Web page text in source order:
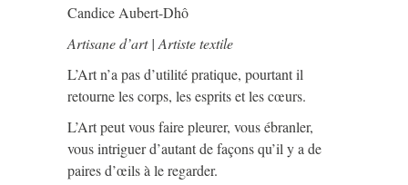
Candice Aubert-Dhô
Artisane d’art | Artiste textile
L’Art n’a pas d’utilité pratique, pourtant il
retourne les corps, les esprits et les cœurs.
L’Art peut vous faire pleurer, vous ébranler,
vous intriguer d’autant de façons qu’il y a de
paires d’œils à le regarder.